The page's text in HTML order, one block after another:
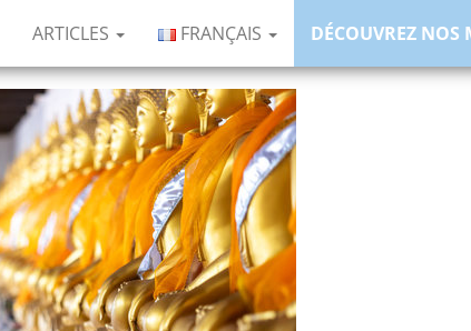
ARTICLES FRANÇAIS DÉCOUVREZ NOS